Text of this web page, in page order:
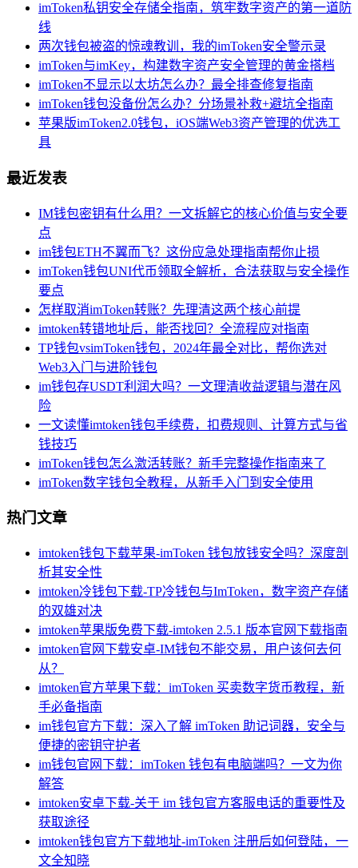
imToken私钥安全存储全指南，筑牢数字资产的第一道防
线
两次钱包被盗的惊魂教训，我的imToken安全警示录
imToken与imKey，构建数字资产安全管理的黄金搭档
imToken不显示以太坊怎么办？最全排查修复指南
imToken钱包没备份怎么办？分场景补救+避坑全指南
苹果版imToken2.0钱包，iOS端Web3资产管理的优选工
具
最近发表
IM钱包密钥有什么用？一文拆解它的核心价值与安全要
点
im钱包ETH不翼而飞？这份应急处理指南帮你止损
imToken钱包UNI代币领取全解析，合法获取与安全操作
要点
怎样取消imToken转账？先理清这两个核心前提
imtoken转错地址后，能否找回？全流程应对指南
TP钱包vsimToken钱包，2024年最全对比，帮你选对
Web3入门与进阶钱包
im钱包存USDT利润大吗？一文理清收益逻辑与潜在风
险
一文读懂imtoken钱包手续费，扣费规则、计算方式与省
钱技巧
imToken钱包怎么激活转账？新手完整操作指南来了
imToken数字钱包全教程，从新手入门到安全使用
热门文章
imtoken钱包下载苹果-imToken 钱包放钱安全吗？深度剖
析其安全性
imtoken冷钱包下载-TP冷钱包与ImToken，数字资产存储
的双雄对决
imtoken苹果版免费下载-imtoken 2.5.1 版本官网下载指南
imtoken官网下载安卓-IM钱包不能交易，用户该何去何
从？
imtoken官方苹果下载：imToken 买卖数字货币教程，新
手必备指南
im钱包官方下载：深入了解 imToken 助记词器，安全与
便捷的密钥守护者
im钱包官网下载：imToken 钱包有电脑端吗？一文为你
解答
imtoken安卓下载-关于 im 钱包官方客服电话的重要性及
获取途径
imtoken钱包官方下载地址-imToken 注册后如何登陆，一
文全知晓